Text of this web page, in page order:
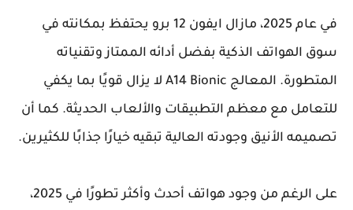
في عام 2025، مازال ايفون 12 برو يحتفظ بمكانته في
سوق الهواتف الذكية بفضل أدائه الممتاز وتقنياته
المتطورة. المعالج A14 Bionic لا يزال قويًا بما يكفي
للتعامل مع معظم التطبيقات والألعاب الحديثة. كما أن
تصميمه الأنيق وجودته العالية تبقيه خيارًا جذابًا للكثيرين.
على الرغم من وجود هواتف أحدث وأكثر تطورًا في 2025،